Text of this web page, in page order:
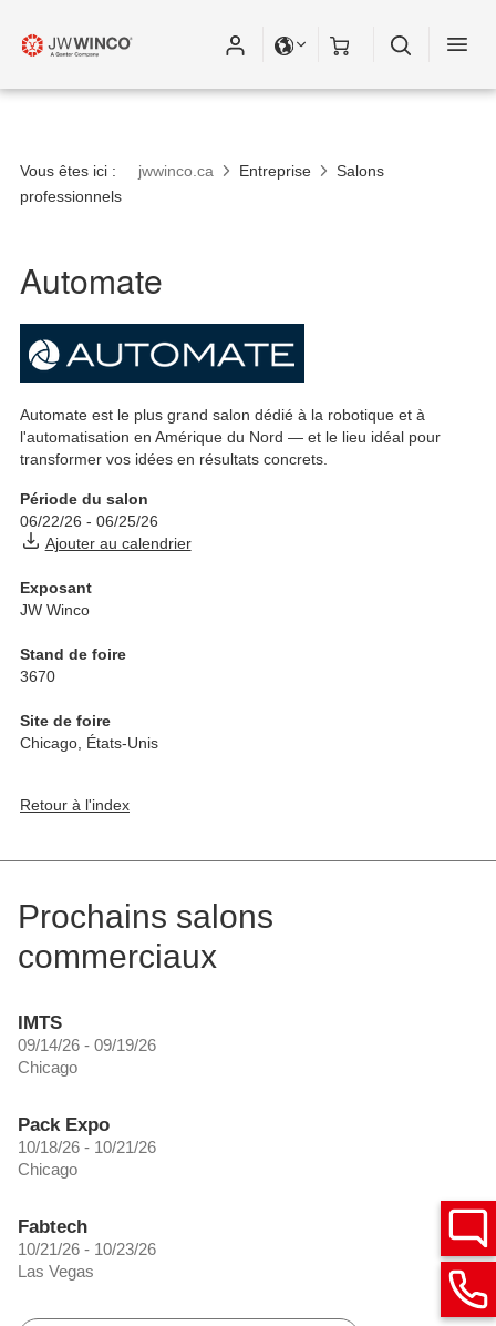
Vous êtes ici : jwwinco.ca Entreprise
Salons
professionnels
Automate
Automate est le plus grand salon dédié à la robotique et à
l'automatisation en Amérique du Nord — et le lieu idéal pour
transformer vos idées en résultats concrets.
Période du salon
06/22/26 - 06/25/26
Ajouter au calendrier
Exposant
JW Winco
Stand de foire
3670
Site de foire
Chicago États-Unis
Retour à l'index
Prochains salons
commerciaux
IMTS
09/14/26 - 09/19/26
Chicago
Pack Expo
10/18/26 - 10/21/26
Chicago
Fabtech
10/21/26 - 10/23/26
Las Vegas